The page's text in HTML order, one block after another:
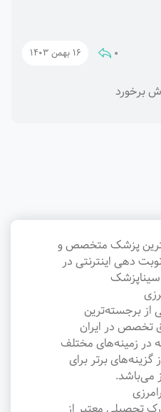
0 16 بهمن 1403
برخورد
پزشک متخصص و
دهی اینترنتی در
سیناپزشک
از برجسته‌ترین
تخصص در ایران
در زمینه‌های مختلف
برتر برای
می‌باشد.